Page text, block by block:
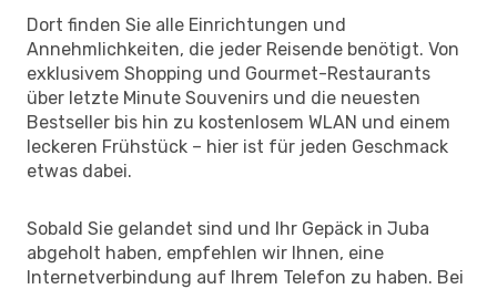
Dort finden Sie alle Einrichtungen und
Annehmlichkeiten, die jeder Reisende benötigt. Von
exklusivem Shopping und Gourmet-Restaurants
über letzte Minute Souvenirs und die neuesten
Bestseller bis hin zu kostenlosem WLAN und einem
leckeren Frühstück – hier ist für jeden Geschmack
etwas dabei.
Sobald Sie gelandet sind und Ihr Gepäck in Juba
abgeholt haben, empfehlen wir Ihnen, eine
Internetverbindung auf Ihrem Telefon zu haben. Bei